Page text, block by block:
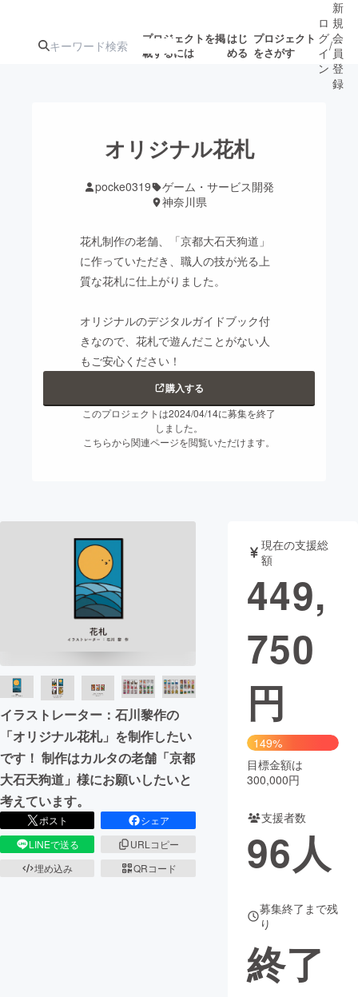
プロジェクトを掲
載するには
はじ
める
プロジェクト
をさがす
ジェクト
募集終了が近いプ
ロジェクト
テクノロジー・ガジェット
ビジネス・起業
まちづくり・地域活性化
CAMPFIRE for Social GoodCAMPFIRE Creation
ロ
グ
イ
ン
/
新
規
会
員
登
録
オリジナル花札
pocke0319
ゲーム・サービス開発
神奈川県
花札制作の老舗、「京都大石天狗道」
に作っていただき、職人の技が光る上
質な花札に仕上がりました。
オリジナルのデジタルガイドブック付
きなので、花札で遊んだことがない人
もご安心ください！
購入する
このプロジェクトは2024/04/14に募集を終了
しました。
こちらから関連ページを閲覧いただけます。
イラストレーター：石川黎作の
「オリジナル花札」を制作したい
です！ 制作はカルタの老舗「京都
大石天狗道」様にお願いしたいと
考えています。
ポスト
シェア
LINEで送る
URLコピー
埋め込み
QRコード
現在の支援総
額
449,
750
円
149%
目標金額は
300,000円
支援者数
96人
募集終了まで残
り
終了